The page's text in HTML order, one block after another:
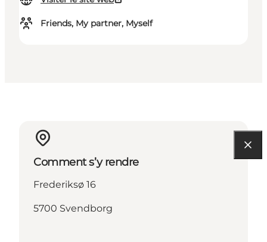
Friends, My partner, Myself
Comment s’y rendre
Frederiksø 16
5700 Svendborg